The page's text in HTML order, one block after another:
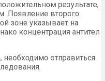
результате,
Появление второго
зоне указывает на
концентрация антител
отправиться